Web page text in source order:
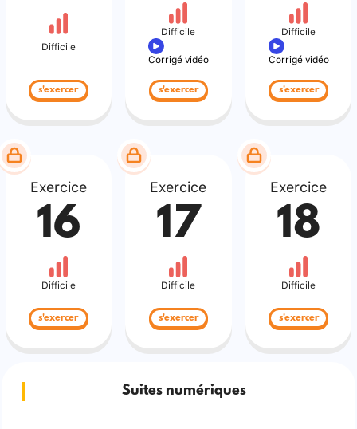
Difficile
s'exercer
Difficile
Corrigé vidéo
s'exercer
Difficile
Corrigé vidéo
s'exercer
Exercice
16
Difficile
s'exercer
Exercice
17
Difficile
s'exercer
Exercice
18
Difficile
s'exercer
Suites numériques